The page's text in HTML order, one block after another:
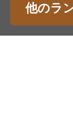
他のラ